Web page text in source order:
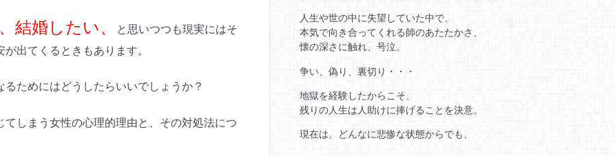
結婚したい、
と思いつつも現実にはそ
出てくるときもあります。
ためにはどうしたらいいでしょうか？
しまう女性の心理的理由と、その対処法につ
人生や世の中に失望していた中で、
本気で向き合ってくれる師のあたたかさ、
懐の深さに触れ、号泣。
争い、偽り、裏切り・・・
地獄を経験したからこそ、
残りの人生は人助けに捧げることを決意。
現在は、どんなに悲惨な状態からでも、